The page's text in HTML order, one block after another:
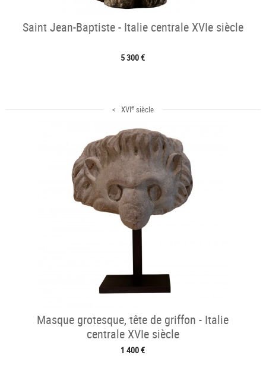
Saint Jean-Baptiste - Italie centrale XVIe siècle
5 300 €
< XVIesiècle
Masque grotesque, tête de griffon - Italie
centrale XVIe siècle
1 400 €